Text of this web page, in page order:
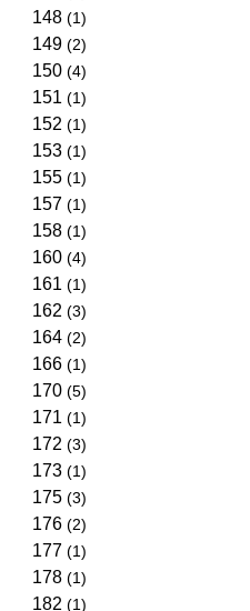
148(1)
149(2)
150(4)
151(1)
152(1)
153(1)
155(1)
157(1)
158(1)
160(4)
161(1)
162(3)
164(2)
166(1)
170(5)
171(1)
172(3)
173(1)
175(3)
176(2)
177(1)
178(1)
182(1)